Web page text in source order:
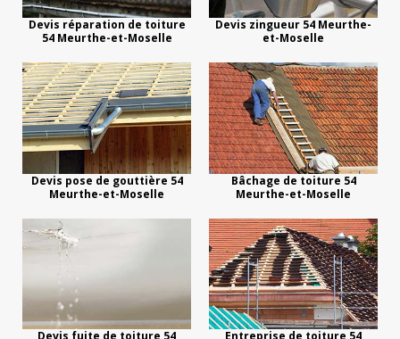
Devis réparation de toiture
54 Meurthe-et-Moselle
Devis zingueur 54 Meurthe-
et-Moselle
Devis pose de gouttière 54
Meurthe-et-Moselle
Bâchage de toiture 54
Meurthe-et-Moselle